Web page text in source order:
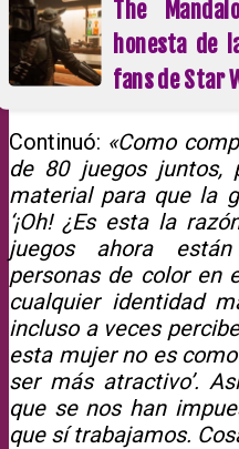
The
honesta de
fans de Star
Continuó: «Como
de 80 juegos juntos,
material para que la
‘¡Oh! ¿Es esta la
juegos ahora
personas de color en
cualquier identidad
incluso a veces
esta mujer no es
ser más atractivo’.
que se nos han
que sí trabajamos.